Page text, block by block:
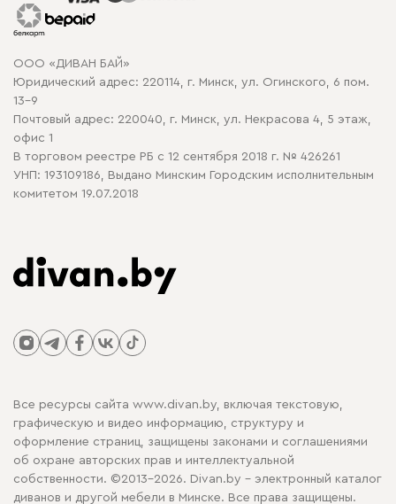
Гарантия
Карта сайта
Политика конфиденциальности
Политика в отношении обработки cookie
ООО «ДИВАН БАЙ»
Юридический адрес: 220114, г. Минск, ул. Огинского, 6 пом.
13-9
Почтовый адрес: 220040, г. Минск, ул. Некрасова 4, 5 этаж,
офис 1
В торговом реестре РБ с 12 сентября 2018 г. № 426261
УНП: 193109186, Выдано Минским Городским исполнительным
комитетом 19.07.2018
Все ресурсы сайта www.divan.by, включая текстовую,
графическую и видео информацию, структуру и
оформление страниц, защищены законами и соглашениями
об охране авторских прав и интеллектуальной
собственности. ©2013-2026. Divan.by - электронный каталог
диванов и другой мебели в Минске. Все права защищены.